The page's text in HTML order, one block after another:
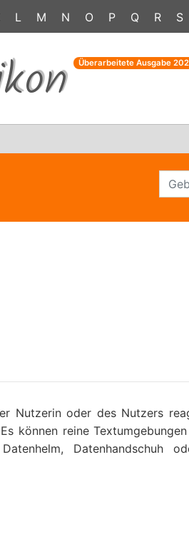
L M N O P Q R S
Überarbeitete Ausgabe
Nutzerin oder des Nutzers
können reine
Datenhandschuh